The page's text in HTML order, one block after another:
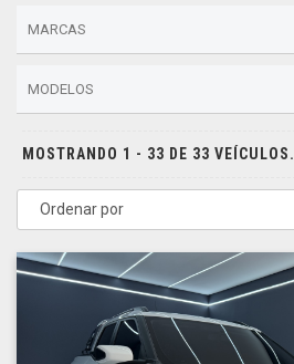
MARCAS
MODELOS
MOSTRANDO 1 - 33 DE 33 VEÍCULOS.
Ordenar por